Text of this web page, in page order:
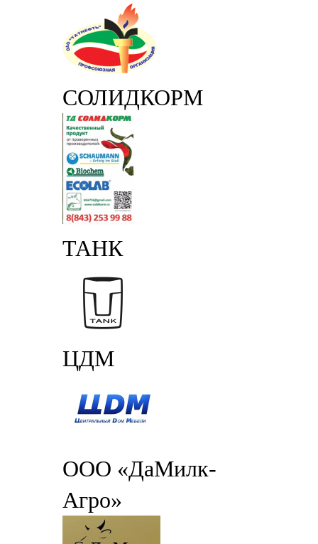
СОЛИДКОРМ
ТАНК
ЦДМ
ООО «ДаМилк-
Агро»